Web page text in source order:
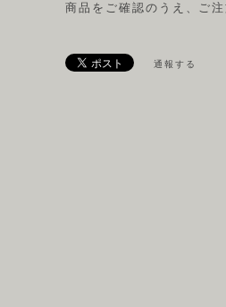
商品をご確認のうえ、ご
通報する